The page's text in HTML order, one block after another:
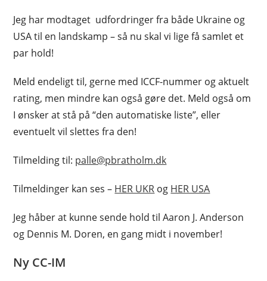
Jeg har modtaget udfordringer fra både Ukraine og
USA til en landskamp – så nu skal vi lige få samlet et
par hold!
Meld endeligt til, gerne med ICCF-nummer og aktuelt
rating, men mindre kan også gøre det. Meld også om
I ønsker at stå på “den automatiske liste”, eller
eventuelt vil slettes fra den!
Tilmelding til: palle@pbratholm.dk
Tilmeldinger kan ses – HER UKR og HER USA
Jeg håber at kunne sende hold til Aaron J. Anderson
og Dennis M. Doren, en gang midt i november!
Ny CC-IM